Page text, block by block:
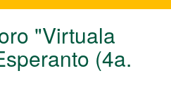
"Virtuala
(4a.